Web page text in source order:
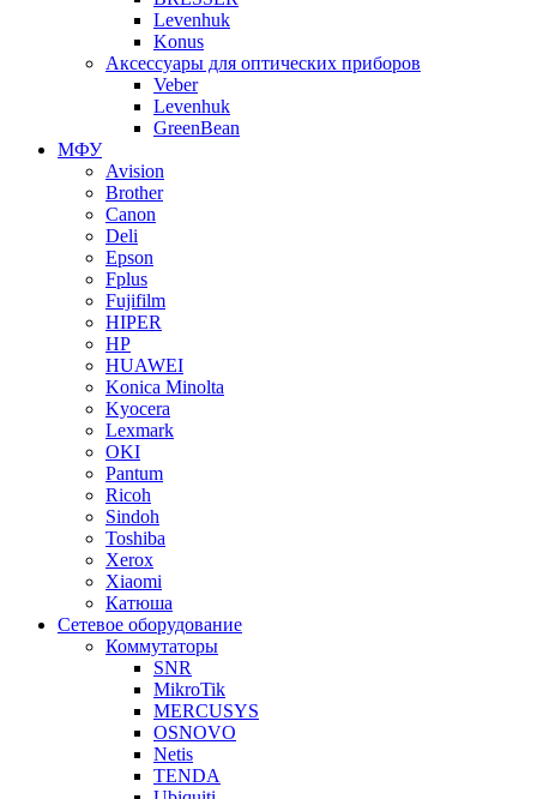
Levenhuk
Konus
Аксессуары для оптических приборов
Veber
Levenhuk
GreenBean
МФУ
Avision
Brother
Canon
Deli
Epson
Fplus
Fujifilm
HIPER
HP
HUAWEI
Konica Minolta
Kyocera
Lexmark
OKI
Pantum
Ricoh
Sindoh
Toshiba
Xerox
Xiaomi
Катюша
Сетевое оборудование
Коммутаторы
SNR
MikroTik
MERCUSYS
OSNOVO
Netis
TENDA